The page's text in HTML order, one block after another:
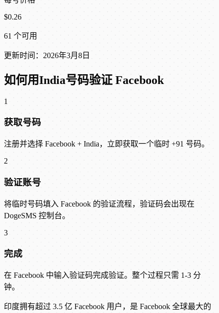
$0.26
61 个可用
更新时间：2026年3月8日
如何用India号码验证 Facebook
1
获取号码
注册并选择 Facebook + India，立即获取一个临时 +91 号码。
2
验证账号
将临时号码填入 Facebook 的验证流程，验证码会出现在
DogeSMS 控制台。
3
完成
在 Facebook 中输入验证码完成验证。整个过程只需 1-3 分
钟。
印度拥有超过 3.5 亿 Facebook 用户，是 Facebook 全球最大的